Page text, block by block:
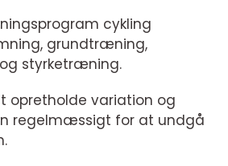
cykling
grundtræning,
styrketræning.
opretholde variation og
regelmæssigt for at undgå